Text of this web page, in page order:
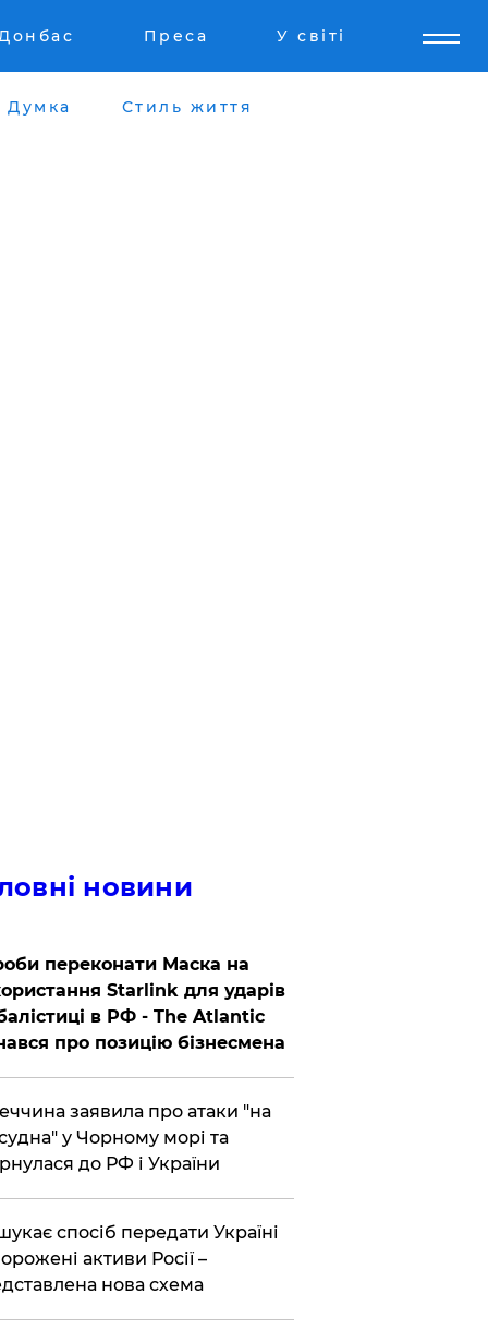
Преса У світі
Думка Стиль життя
новини
переконати Маска на
Starlink для ударів
в РФ - The Atlantic
про позицію бізнесмена
заявила про атаки "на
судна" у Чорному морі та
до РФ і України
спосіб передати Україні
активи Росії –
​​нова схема